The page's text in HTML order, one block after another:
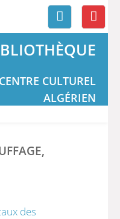
CULTUREL
ALGÉRIEN
des